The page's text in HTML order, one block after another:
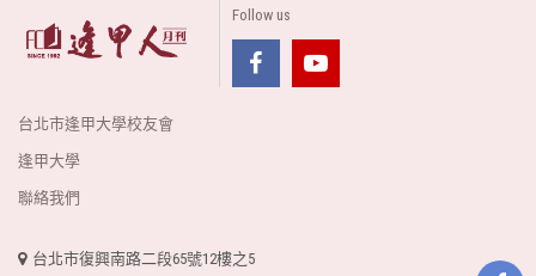
Follow us
台北市逢甲大學校友會
逢甲大學
聯絡我們
台北市復興南路二段65號12樓之5